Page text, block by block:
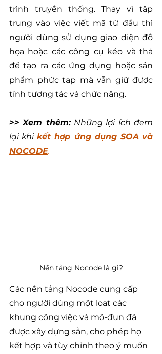
trình truyền thống. Thay vì tập
trung vào việc viết mã từ đầu thì
người dùng sử dụng giao diện đồ
họa hoặc các công cụ kéo và thả
để tạo ra các ứng dụng hoặc sản
phẩm phức tạp mà vẫn giữ được
tính tương tác và chức năng.
>> Xem thêm: Những lợi ích đem
lại khi kết hợp ứng dụng SOA và
NOCODE.
Nền tảng Nocode là gì?
Các nền tảng Nocode cung cấp
cho người dùng một loạt các
khung công việc và mô-đun đã
được xây dựng sẵn, cho phép họ
kết hợp và tùy chỉnh theo ý muốn